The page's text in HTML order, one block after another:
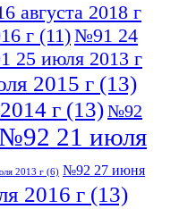
августа 2018 г
г (11)№91 24
25 июля 2013 г
2015 г (13)
г (13)№92
21 июля
2013 г (6) №92 27 июня
2016 г (13)